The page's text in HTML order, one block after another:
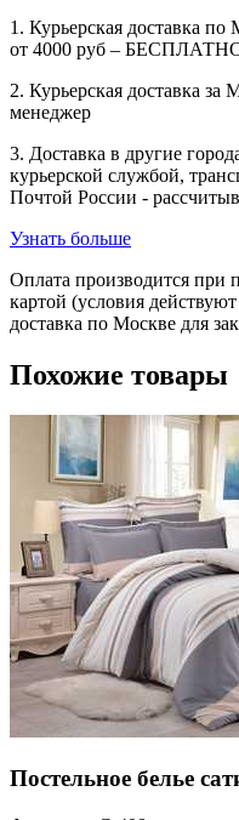
1. Курьерская доставка
от 4000 руб –
2. Курьерская доставка
менеджер
3. Доставка в другие
курьерской службой,
Почтой России -
Узнать больше
Оплата производится при
картой (условия
доставка по Москве для
Похожие товары
Постельное белье